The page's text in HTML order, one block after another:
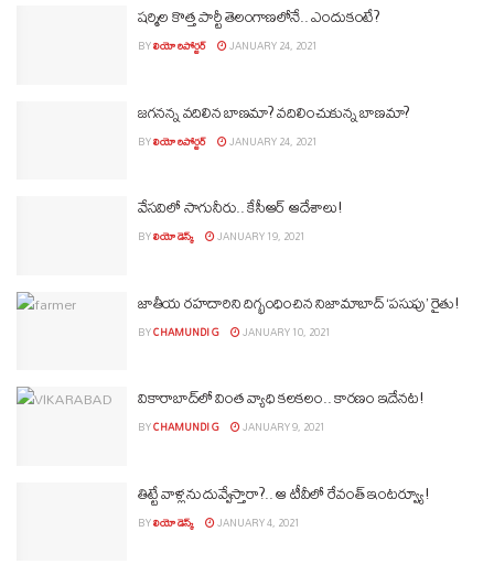
షర్మిల కొత్త పార్టీ తెలంగాణలోనే.. ఎందుకంటే?
BYలియో రిపోర్టర్ JANUARY 24, 2021
జగనన్న వదిలిన బాణమా? వదిలించుకున్న బాణమా?
BYలియో రిపోర్టర్ JANUARY 24, 2021
వేసవిలో సాగునీరు.. కేసీఆర్ ఆదేశాలు!
BYలియో డెస్క్ JANUARY 19, 2021
జాతీయ రహదారిని దిగ్భంధించిన నిజామాబాద్ ‘పసుపు’ రైతు!
BYCHAMUNDI G JANUARY 10, 2021
వికారాబాద్‌లో వింత వ్యాధి కలకలం.. కారణం ఇదేనట!
BYCHAMUNDI G JANUARY 9, 2021
తిట్టే వాళ్లను దువ్వేస్తారా?.. ఆ టీవీలో రేవంత్ ఇంటర్వ్యూ!
BYలియో డెస్క్ JANUARY 4, 2021